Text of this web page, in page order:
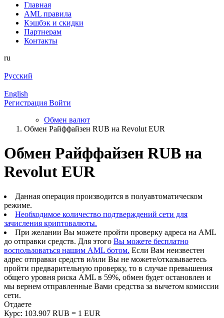
Главная
AML правила
Кэшбэк и cкидки
Партнерам
Контакты
ru
Русский
English
Регистрация Войти
Обмен валют
Обмен Райффайзен RUB на Revolut EUR
Обмен Райффайзен RUB на
Revolut EUR
Данная операция производится в полуавтоматическом
режиме.
Необходимое количество подтверждений сети для
зачисления криптовалюты.
При желании Вы можете пройти проверку адреса на AML
до отправки средств. Для этого Вы можете бесплатно
воспользоваться нашим AML ботом. Если Вам неизвестен
адрес отправки средств и/или Вы не можете/отказываетесь
пройти предварительную проверку, то в случае превышения
общего уровня риска AML в 59%, обмен будет остановлен и
мы вернем отправленные Вами средства за вычетом комиссии
сети.
Отдаете
Курс: 103.907 RUB = 1 EUR